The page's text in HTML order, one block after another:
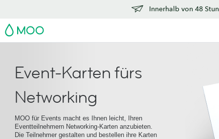
Innerhalb von 48
MOO
Event-Karten fürs
Networking
MOO für Events macht es Ihnen leicht, Ihren
Eventteilnehmern Networking-Karten anzubieten.
Die Teilnehmer gestalten und bestellen ihre Karten